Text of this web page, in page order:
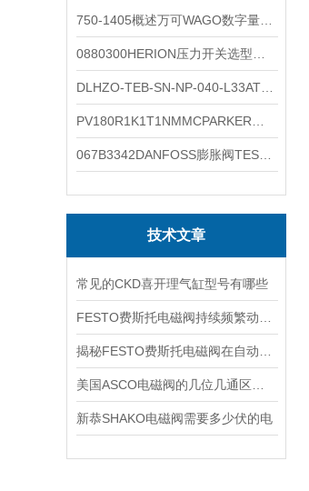
技术文章
常见的CKD喜开理气缸型号有哪些
新恭SHAKO电磁阀需要多少伏的电